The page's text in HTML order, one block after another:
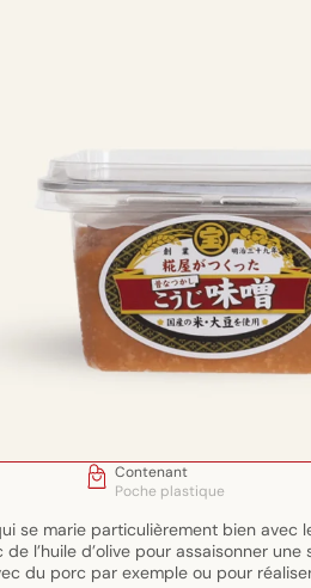
Contenant
Poche plastique
se marie particulièrement bien avec
l’huile d’olive pour assaisonner
du porc par exemple ou pour